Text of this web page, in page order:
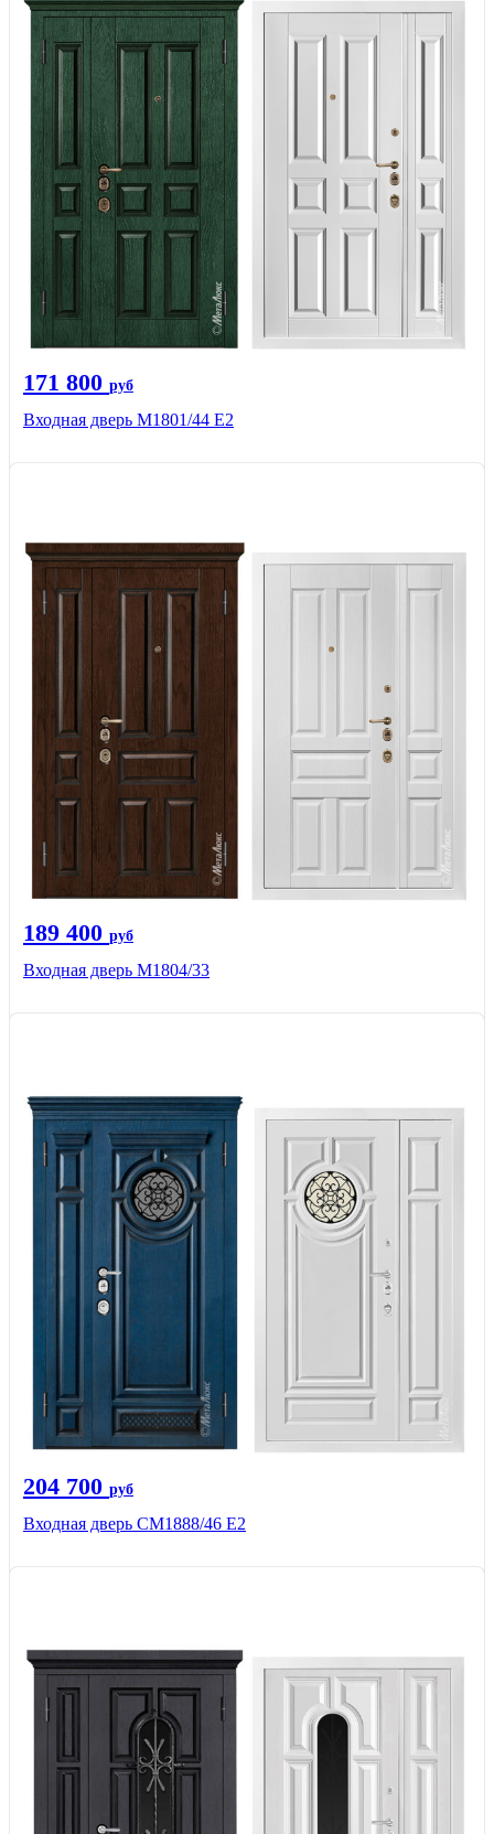
171 800 руб
Входная дверь М1801/44 Е2
189 400 руб
Входная дверь М1804/33
204 700 руб
Входная дверь СМ1888/46 Е2